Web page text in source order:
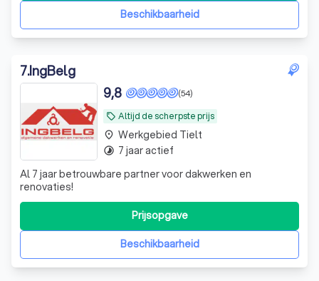
Beschikbaarheid
7.IngBelg
local_offer Altijd de scherpste prijs
(54)
9,8
Al 7 jaar betrouwbare partner voor dakwerken en
renovaties!
Beschikbaarheid
Prijsopgave
place Werkgebied Tielt
timelapse 7 jaar actief